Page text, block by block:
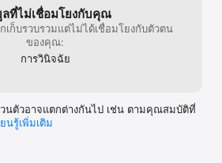
ายกราฟิกดีไซน์ นักบุกเบิกศิลปะ AI ไปจนถึง
เดียและรับแรงบันดาลใจสำหรับโปรเจกต์ถัด
เพิ่มเติม ที่นั่งทีมเสริมสำหรับธุรกิจขนาดเล็ก
ที่ไม่เชื่อมโยงกับคุณ
ก็บรวบรวมแต่ไม่ได้เชื่อมโยงกับตัวตน
ของคุณ:
การวินิจฉัย
นตัวอาจแตกต่างกันไป เช่น ตามคุณสมบัติที่
ยนรู้เพิ่มเติม